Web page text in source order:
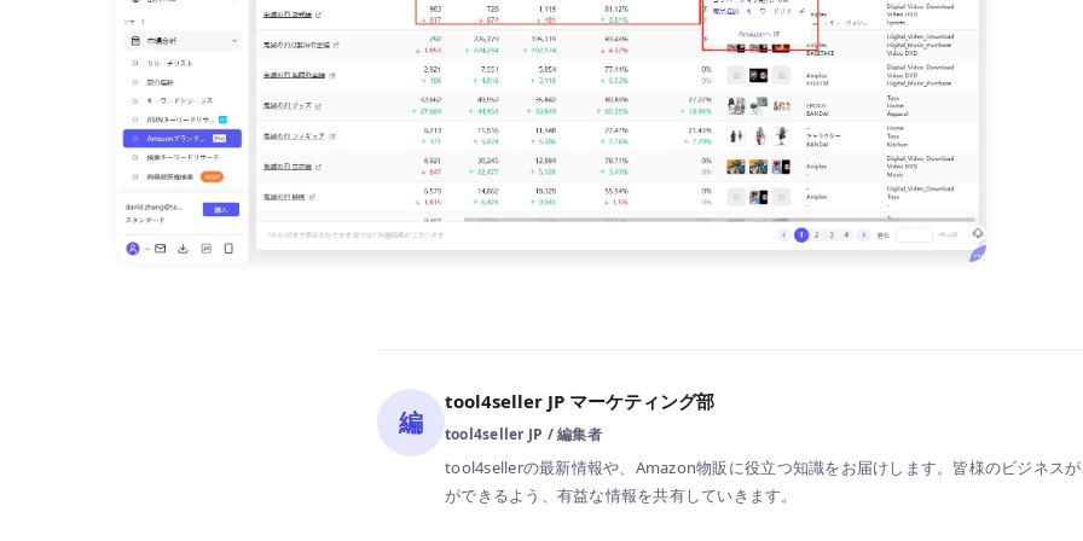
編
tool4seller JP マーケティング部
tool4seller JP / 編集者
tool4sellerの最新情報や、Amazon物販に役立つ知識をお届けします。皆様のビジネス
ができるよう、有益な情報を共有していきます。